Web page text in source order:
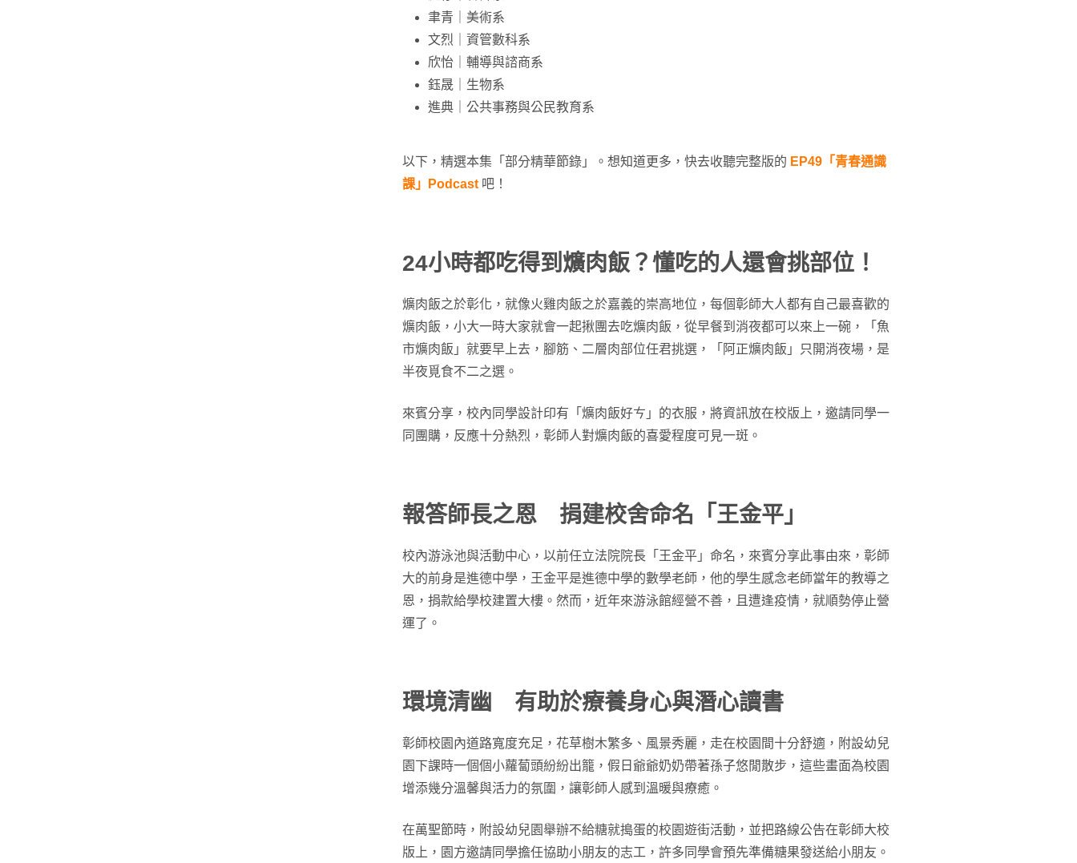
聿青｜美術系
文烈｜資管數科系
欣怡｜輔導與諮商系
鈺晟｜生物系
進典｜公共事務與公民教育系
以下，精選本集「部分精華節錄」。想知道更多，快去收聽完整版的 EP49「青春通識
課」Podcast 吧！
24小時都吃得到爌肉飯？懂吃的人還會挑部位！
爌肉飯之於彰化，就像火雞肉飯之於嘉義的崇高地位，每個彰師大人都有自己最喜歡的
爌肉飯，小大一時大家就會一起揪團去吃爌肉飯，從早餐到消夜都可以來上一碗，「魚
市爌肉飯」就要早上去，腳筋、二層肉部位任君挑選，「阿正爌肉飯」只開消夜場，是
半夜覓食不二之選。
來賓分享，校內同學設計印有「爌肉飯好ㄘ」的衣服，將資訊放在校版上，邀請同學一
同團購，反應十分熱烈，彰師人對爌肉飯的喜愛程度可見一斑。
報答師長之恩 捐建校舍命名「王金平」
校內游泳池與活動中心，以前任立法院院長「王金平」命名，來賓分享此事由來，彰師
大的前身是進德中學，王金平是進德中學的數學老師，他的學生感念老師當年的教導之
恩，捐款給學校建置大樓。然而，近年來游泳館經營不善，且遭逢疫情，就順勢停止營
運了。
環境清幽 有助於療養身心與潛心讀書
彰師校園內道路寬度充足，花草樹木繁多、風景秀麗，走在校園間十分舒適，附設幼兒
園下課時一個個小蘿蔔頭紛紛出籠，假日爺爺奶奶帶著孫子悠閒散步，這些畫面為校園
增添幾分溫馨與活力的氛圍，讓彰師人感到溫暖與療癒。
在萬聖節時，附設幼兒園舉辦不給糖就搗蛋的校園遊街活動，並把路線公告在彰師大校
版上，園方邀請同學擔任協助小朋友的志工，許多同學會預先準備糖果發送給小朋友。